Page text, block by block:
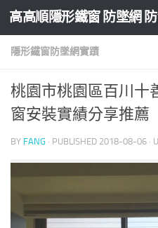
Skip to content
隱形鐵窗防墜網實蹟
桃園市桃園區百川十
窗安裝實績分享推薦
BY FANG · PUBLISHED 2018-08-06 ·